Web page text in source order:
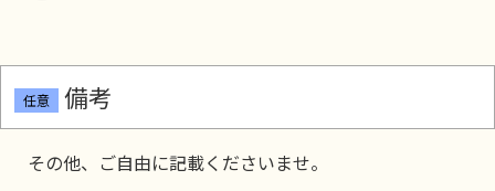
任意 備考
その他、ご自由に記載くださいませ。